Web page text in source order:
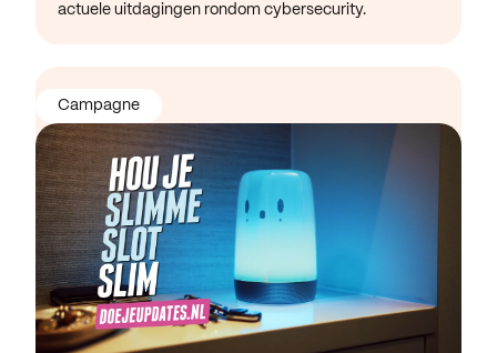
actuele uitdagingen rondom cybersecurity.
Campagne